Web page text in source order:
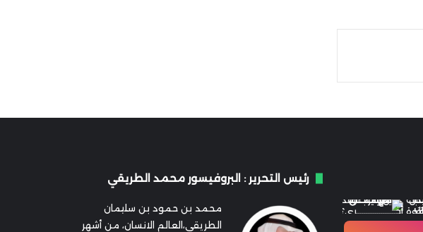
رئيس التحرير : البروفيسور محمد الطريقي
محمد بن حمود بن سليمان
الطريقي،العالم الانسان، من أشهر